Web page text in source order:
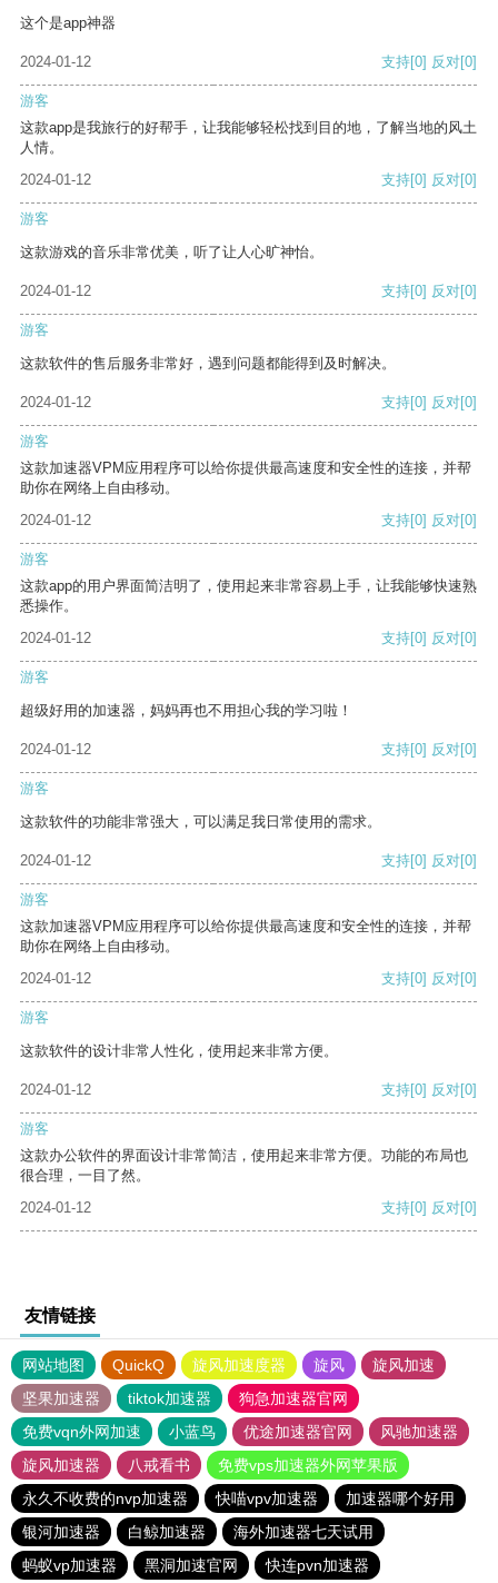
这个是app神器
2024-01-12 支持[0] 反对[0]
游客
这款app是我旅行的好帮手，让我能够轻松找到目的地，了解当地的风土
人情。
2024-01-12
支持[0] 反对[0]
游客
这款游戏的音乐非常优美，听了让人心旷神怡。
2024-01-12 支持[0] 反对[0]
游客
这款软件的售后服务非常好，遇到问题都能得到及时解决。
2024-01-12 支持[0] 反对[0]
游客
这款加速器VPM应用程序可以给你提供最高速度和安全性的连接，并帮
助你在网络上自由移动。
2024-01-12
支持[0] 反对[0]
游客
这款app的用户界面简洁明了，使用起来非常容易上手，让我能够快速熟
悉操作。
2024-01-12
支持[0] 反对[0]
游客
超级好用的加速器，妈妈再也不用担心我的学习啦！
2024-01-12 支持[0] 反对[0]
游客
这款软件的功能非常强大，可以满足我日常使用的需求。
2024-01-12 支持[0] 反对[0]
游客
这款加速器VPM应用程序可以给你提供最高速度和安全性的连接，并帮
助你在网络上自由移动。
2024-01-12
支持[0] 反对[0]
游客
这款软件的设计非常人性化，使用起来非常方便。
2024-01-12 支持[0] 反对[0]
游客
这款办公软件的界面设计非常简洁，使用起来非常方便。功能的布局也
很合理，一目了然。
2024-01-12
支持[0] 反对[0]
友情链接
网站地图 QuickQ 旋风加速度器 旋风
旋风加速
坚果加速器
tiktok加速器
狗急加速器官网
免费vqn外网加速
小蓝鸟 优途加速器官网
风驰加速器
旋风加速器
八戒看书
免费vps加速器外网苹果版
永久不收费的nvp加速器
快喵vpv加速器
加速器哪个好用
银河加速器
白鲸加速器
海外加速器七天试用
蚂蚁vp加速器
黑洞加速官网 快连pvn加速器